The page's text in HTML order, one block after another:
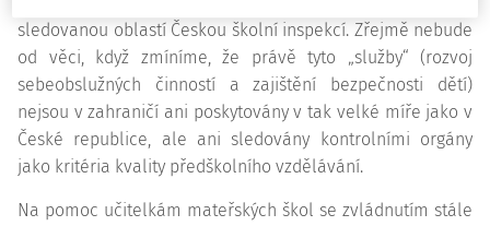
sledovanou oblastí Českou školní inspekcí. Zřejmě nebude
od věci, když zmíníme, že právě tyto „služby“ (rozvoj
sebeobslužných činností a zajištění bezpečnosti dětí)
nejsou v zahraničí ani poskytovány v tak velké míře jako v
České republice, ale ani sledovány kontrolními orgány
jako kritéria kvality předškolního vzdělávání.
Na pomoc učitelkám mateřských škol se zvládnutím stále